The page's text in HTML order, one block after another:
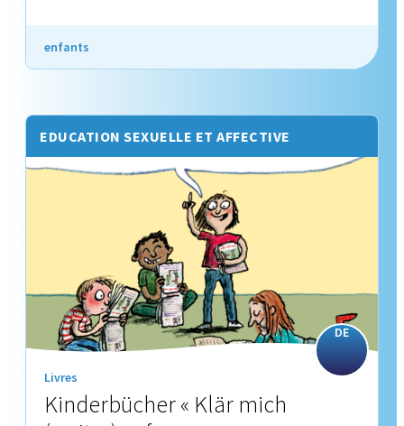
enfants
EDUCATION SEXUELLE ET AFFECTIVE
DE
Livres
Kinderbücher « Klär mich